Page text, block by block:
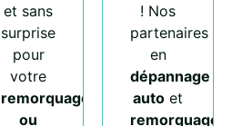
et sans
surprise
pour
votre
remorquage
ou
! Nos
partenaires
en
dépannage
auto et
remorquage